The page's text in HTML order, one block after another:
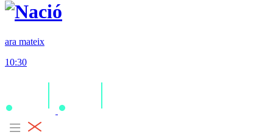
ara mateix
10:30